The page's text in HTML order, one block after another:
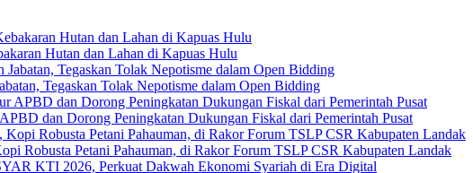
Hutan dan Lahan di Kapuas Hulu
Tegaskan Tolak Nepotisme dalam Open Bidding
dan Dorong Peningkatan Dukungan Fiskal dari Pemerintah Pusat
Robusta Petani Pahauman, di Rakor Forum TSLP CSR Kabupaten Landak